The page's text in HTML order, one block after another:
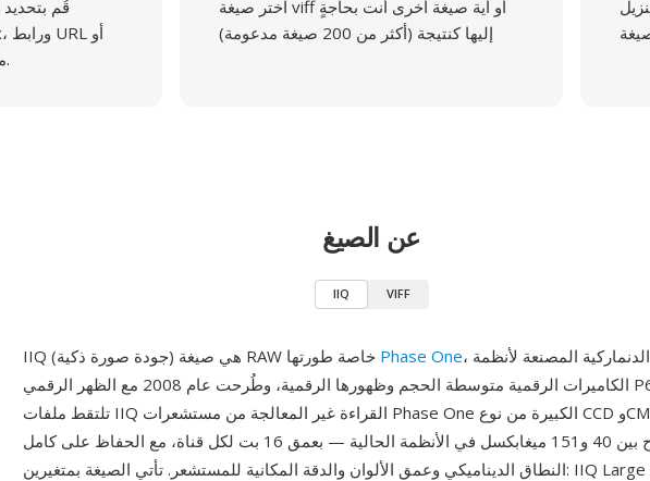
قُم
من خلال سحبها إلى الصفحة.
اختر صيغة viff أو أية صيغة أخرى أنت بحاجةٍ
إليها كنتيجة (أكثر من 200 صيغة مدعومة)
عن الصيغ
IIQ VIFF
Phase One، الشركة الدنماركية المصنعة لأنظمة
الكاميرات الرقمية متوسطة الحجم وظهورها الرقمية، وطُرحت عام 2008 مع الظهر الرقمي P65+.
تلتقط ملفات IIQ القراءة غير المعالجة من مستشعرات Phase One الكبيرة من نوع CCD وCMOS —
التي تتراوح بين 40 و151 ميغابكسل في الأنظمة الحالية — بعمق 16 بت لكل قناة، مع الحفاظ على كامل
النطاق الديناميكي وعمق الألوان والدقة المكانية للمستشعر. تأتي الصيغة بمتغيرين: IIQ Large (IIQ L)